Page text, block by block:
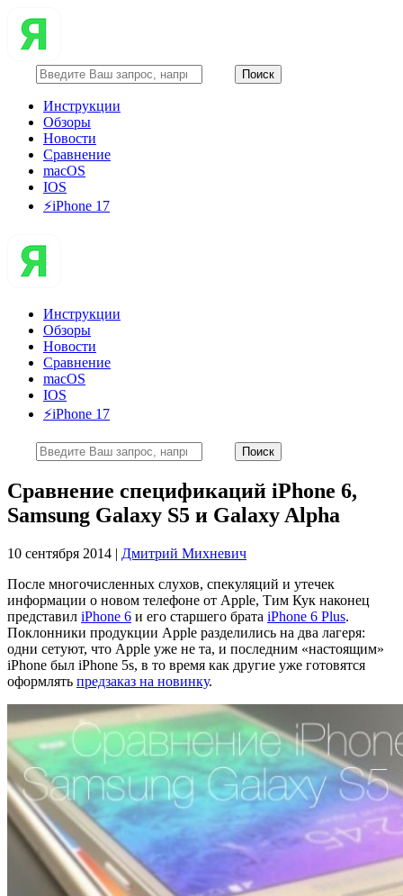
Инструкции
Обзоры
Новости
Сравнение
macOS
IOS
⚡️iPhone 17
Инструкции
Обзоры
Новости
Сравнение
macOS
IOS
⚡️iPhone 17
Сравнение спецификаций iPhone 6,
Samsung Galaxy S5 и Galaxy Alpha
10 сентября 2014 | Дмитрий Михневич
После многочисленных слухов, спекуляций и утечек
информации о новом телефоне от Apple, Тим Кук наконец
представил iPhone 6 и его старшего брата iPhone 6 Plus.
Поклонники продукции Apple разделились на два лагеря:
одни сетуют, что Apple уже не та, и последним «настоящим»
iPhone был iPhone 5s, в то время как другие уже готовятся
оформлять предзаказ на новинку.